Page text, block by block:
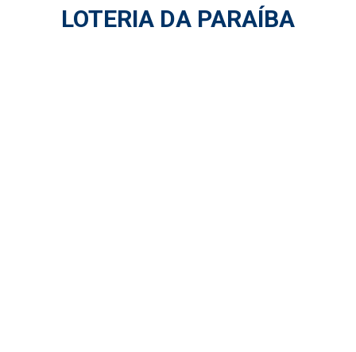
LOTERIA DA PARAÍBA